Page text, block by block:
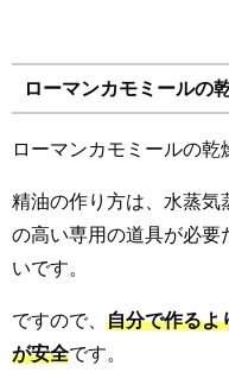
ローマンカモミールの
ローマンカモミールの乾
精油の作り方は、水蒸気
の高い専用の道具が必要
いです。
ですので、 自分で作るよ
が安全です。